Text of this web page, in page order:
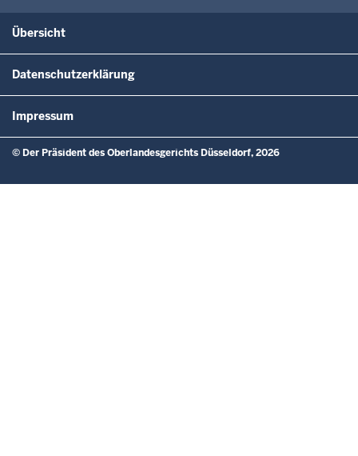
Übersicht
Datenschutzerklärung
Impressum
© Der Präsident des Oberlandesgerichts Düsseldorf, 2026